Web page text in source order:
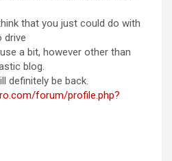
that you just could do with
drive
a bit, however other than
blog.
definitely be back.
forum/profile.php?